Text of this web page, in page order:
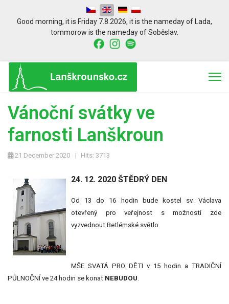
Select your language
Good morning, it is Friday 7.8.2026, it is the nameday of Lada,
tommorow is the nameday ofSoběslav.
Vánoční svátky ve
farnosti Lanškroun
21 December 2020 Hits: 3713
24. 12. 2020 ŠTĚDRÝ DEN
Od 13 do 16 hodin bude kostel sv. Václava
otevřený pro veřejnost s možností zde
vyzvednout Betlémské světlo.
MŠE SVATÁ PRO DĚTI v 15 hodin a TRADIČNÍ
PŮLNOČNÍ ve 24 hodin se konat NEBUDOU